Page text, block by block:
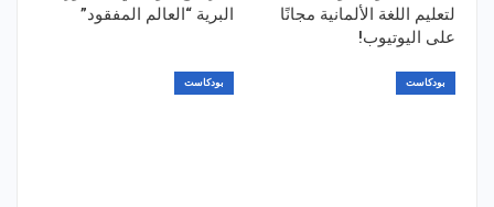
لتعليم اللغة الألمانية مجانًا
على اليوتيوب!
البرية “العالم المفقود”
بودكاست بودكاست